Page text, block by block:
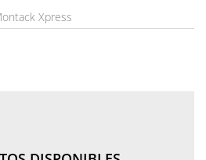
Xpress